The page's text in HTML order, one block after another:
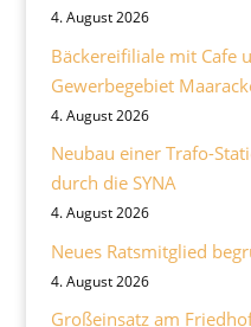
4. August 2026
Bäckereifiliale mit Cafe
Gewerbegebiet
4. August 2026
Neubau einer Trafo-
durch die SYNA
4. August 2026
Neues Ratsmitglied
4. August 2026
Großeinsatz am